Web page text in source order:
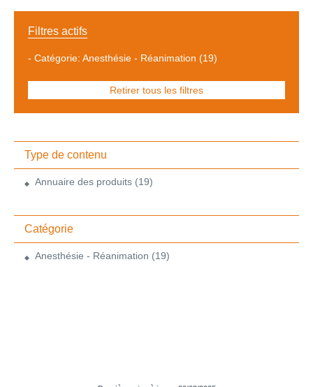
Filtres actifs
- Catégorie: Anesthésie - Réanimation (19)
Retirer tous les filtres
Type de contenu
Annuaire des produits (19)
Catégorie
Anesthésie - Réanimation (19)